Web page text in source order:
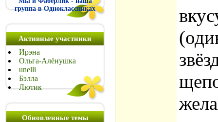
группа в Одноклассниках
Активные участники
Ирэна
Ольга-Алёнушка
unelli
Бэлла
Лютик
Обновленные темы